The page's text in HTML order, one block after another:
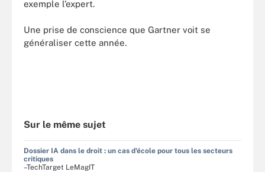
exemple l’expert.
Une prise de conscience que Gartner voit se
généraliser cette année.
Sur le même sujet
Dossier IA dans le droit : un cas d'école pour tous les secteurs
critiques
–TechTarget LeMagIT